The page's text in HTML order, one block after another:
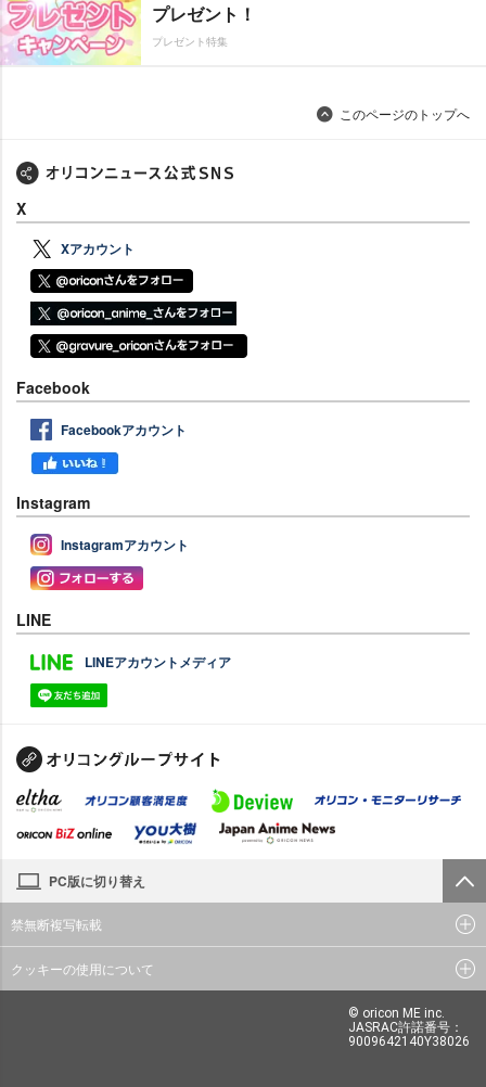
プレゼント！
プレゼント特集
このページのトップへ
X
Xアカウント
Facebook
Facebookアカウント
Instagram
Instagramアカウント
LINE
LINEアカウントメディア
PC版に切り替え
禁無断複写転載
クッキーの使用について
© oricon ME inc.
JASRAC許諾番号：
9009642140Y38026